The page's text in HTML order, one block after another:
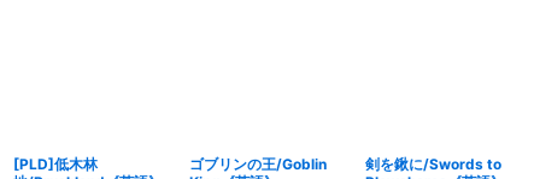
[PLD]低木林
ゴブリンの王/Goblin
剣を鍬に/Swords to